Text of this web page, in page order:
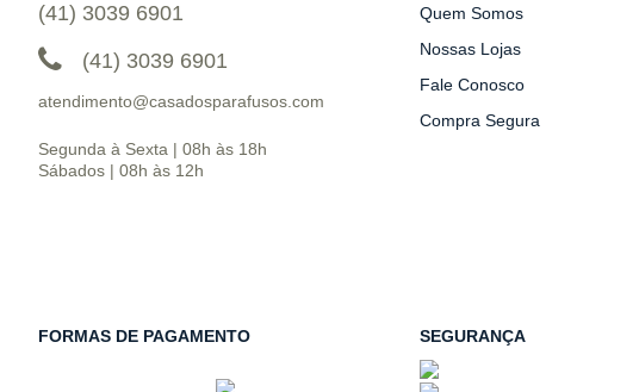
(41) 3039 6901
(41) 3039 6901
atendimento@casadosparafusos.com
Segunda à Sexta | 08h às 18h
Sábados | 08h às 12h
Quem Somos
Nossas Lojas
Fale Conosco
Compra Segura
FORMAS DE PAGAMENTO SEGURANÇA